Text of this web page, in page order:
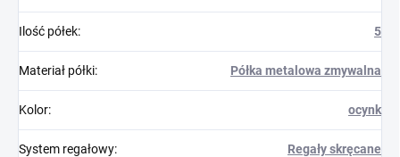
Ilość półek: 5
Materiał półki: Półka metalowa zmywalna
Kolor: ocynk
System regałowy: Regały skręcane